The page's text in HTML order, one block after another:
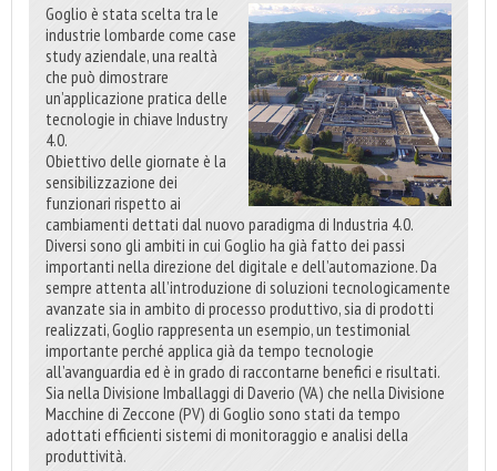
Goglio è stata scelta tra le
industrie lombarde come case
study aziendale, una realtà
che può dimostrare
un’applicazione pratica delle
tecnologie in chiave Industry
4.0.
Obiettivo delle giornate è la
sensibilizzazione dei
funzionari rispetto ai
cambiamenti dettati dal nuovo paradigma di Industria 4.0.
Diversi sono gli ambiti in cui Goglio ha già fatto dei passi
importanti nella direzione del digitale e dell’automazione. Da
sempre attenta all’introduzione di soluzioni tecnologicamente
avanzate sia in ambito di processo produttivo, sia di prodotti
realizzati, Goglio rappresenta un esempio, un testimonial
importante perché applica già da tempo tecnologie
all’avanguardia ed è in grado di raccontarne benefici e risultati.
Sia nella Divisione Imballaggi di Daverio (VA) che nella Divisione
Macchine di Zeccone (PV) di Goglio sono stati da tempo
adottati efficienti sistemi di monitoraggio e analisi della
produttività.